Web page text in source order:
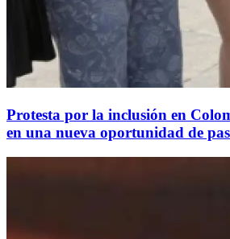
Protesta por la inclusión en
en una nueva oportunidad de